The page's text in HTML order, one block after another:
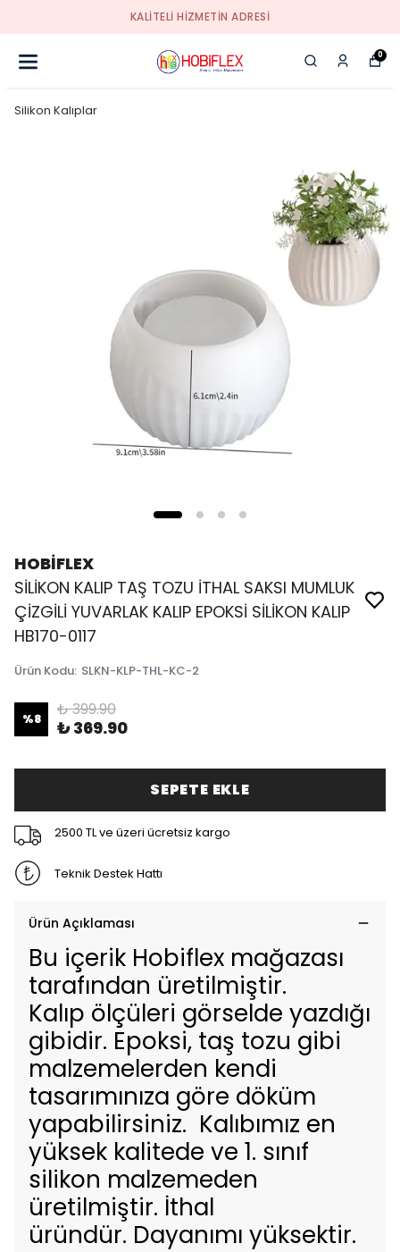
KALİTELİ HİZMETİN ADRESİ
0
Silikon Kalıplar
HOBİFLEX
SİLİKON KALIP TAŞ TOZU İTHAL SAKSI MUMLUK
ÇİZGİLİ YUVARLAK KALIP EPOKSİ SİLİKON KALIP
HB170-0117
Ürün Kodu: SLKN-KLP-THL-KC-2
%8 ₺ 399.90
₺ 369.90
SEPETE EKLE
2500 TL ve üzeri ücretsiz kargo
Teknik Destek Hattı
Ürün Açıklaması
Bu içerik Hobiflex mağazası
tarafından üretilmiştir.
Kalıp ölçüleri görselde yazdığı
gibidir. Epoksi, taş tozu gibi
malzemelerden kendi
tasarımınıza göre döküm
yapabilirsiniz. Kalıbımız en
yüksek kalitede ve 1. sınıf
silikon malzemeden
üretilmiştir. İthal
üründür. Dayanımı yüksektir.